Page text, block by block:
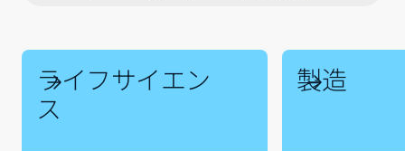
ライフサイエン
ス
製造